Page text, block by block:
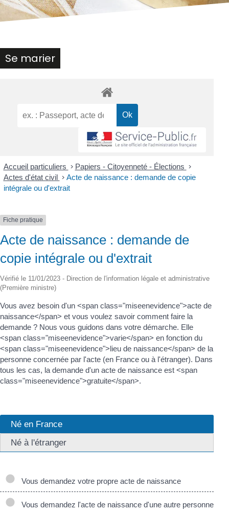
Se marier
Accueil particuliers > Papiers - Citoyenneté - Élections >
Actes d'état civil > Acte de naissance : demande de copie
intégrale ou d'extrait
Fiche pratique
Acte de naissance : demande de
copie intégrale ou d'extrait
Vérifié le 11/01/2023 - Direction de l'information légale et administrative
(Première ministre)
Vous avez besoin d'un <span class="miseenevidence">acte de
naissance</span> et vous voulez savoir comment faire la
demande ? Nous vous guidons dans votre démarche. Elle
<span class="miseenevidence">varie</span> en fonction du
<span class="miseenevidence">lieu de naissance</span> de la
personne concernée par l'acte (en France ou à l'étranger). Dans
tous les cas, la demande d'un acte de naissance est <span
class="miseenevidence">gratuite</span>.
Né en France
Né à l'étranger
Vous demandez votre propre acte de naissance
Vous demandez l'acte de naissance d'une autre personne